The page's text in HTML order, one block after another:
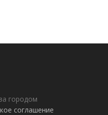
городом
соглашение